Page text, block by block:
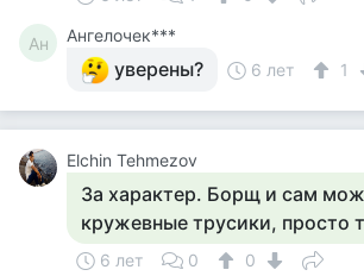
Ан Ангелочек***
уверены? 6 лет 1
Elchin Tehmezov
За характер. Борщ и сам
кружевные трусики, просто
6 лет 0 0